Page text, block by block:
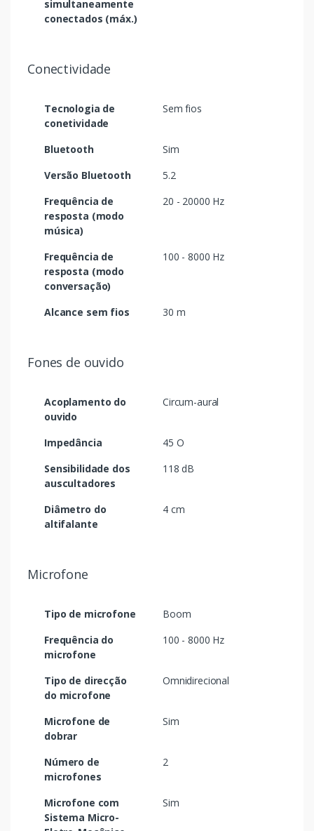
simultaneamente
conectados (máx.)
Conectividade
Tecnologia de
conetividade
Sem fios
Bluetooth
Sim
Versão Bluetooth
5.2
Frequência de
resposta (modo
música)
20 - 20000 Hz
Frequência de
resposta (modo
conversação)
100 - 8000 Hz
Alcance sem fios 30 m
Fones de ouvido
Acoplamento do
ouvido
Circum-aural
Impedância
45 O
Sensibilidade dos
auscultadores
118 dB
Diâmetro do
altifalante
4 cm
Microfone
Tipo de microfone
Boom
Frequência do
microfone
100 - 8000 Hz
Tipo de direcção
do microfone
Omnidirecional
Microfone de
dobrar
Sim
Número de
microfones
2
Microfone com
Sistema Micro-
Sim